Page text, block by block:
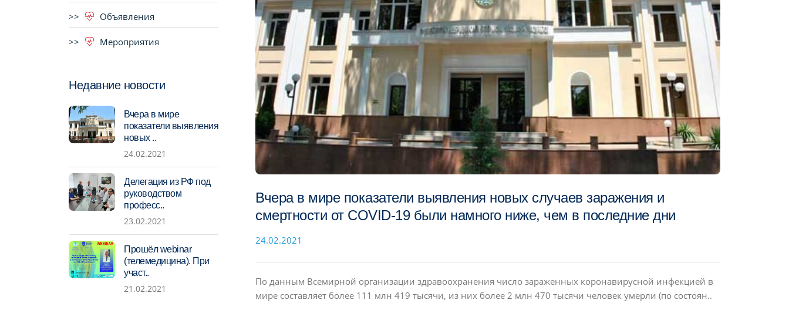
Объявления
Мероприятия
Недавние новости
Вчера в мире
показатели выявления
новых ..
24.02.2021
Делегация из РФ под
руководством
професс..
23.02.2021
Прошёл webinar
(телемедицина). При
участ..
21.02.2021
Вчера в мире показатели выявления новых случаев заражения и
смертности от COVID-19 были намного ниже, чем в последние дни
24.02.2021
По данным Всемирной организации здравоохранения число зараженных коронавирусной инфекцией в
мире составляет более 111 млн 419 тысячи, из них более 2 млн 470 тысячи человек умерли (по состоян..